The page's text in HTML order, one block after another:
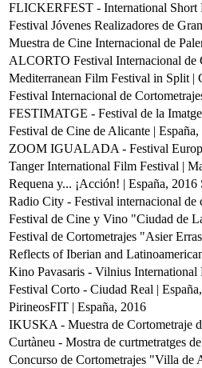
FLICKERFEST - International Short
Festival Jóvenes Realizadores de
Muestra de Cine Internacional de
ALCORTO Festival Internacional de
Mediterranean Film Festival in Split |
Festival Internacional de
FESTIMATGE - Festival de la
Festival de Cine de Alicante | España,
ZOOM IGUALADA - Festival
Tanger International Film Festival |
Requena y... ¡Acción! | España, 2016
Radio City - Festival internacional de
Festival de Cine y Vino "Ciudad de
Festival de Cortometrajes "Asier
Reflects of Iberian and
Kino Pavasaris - Vilnius
Festival Corto - Ciudad Real |
PirineosFIT | España, 2016
IKUSKA - Muestra de Cortometraje
Curtàneu - Mostra de curtmetratges
Concurso de Cortometrajes "Villa de